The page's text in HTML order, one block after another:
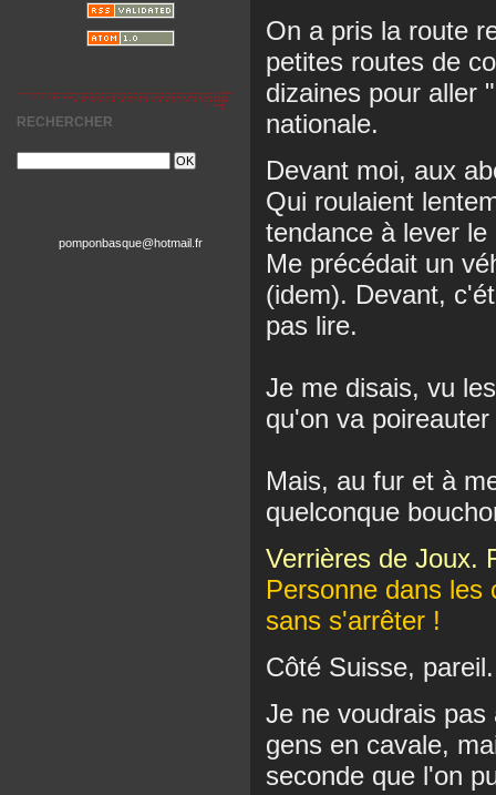
RECHERCHER
pomponbasque@hotmail.fr
On a pris la route
petites routes de
dizaines pour aller
nationale.
Devant moi, aux
Qui roulaient
tendance à lever
Me précédait un
(idem). Devant,
pas lire.
Je me disais, vu
qu'on va
Mais, au fur et à
quelconque
Verrières de Joux.
Personne dans les
sans s'arrêter !
Côté Suisse, pareil.
Je ne voudrais
gens en cavale,
seconde que l'on